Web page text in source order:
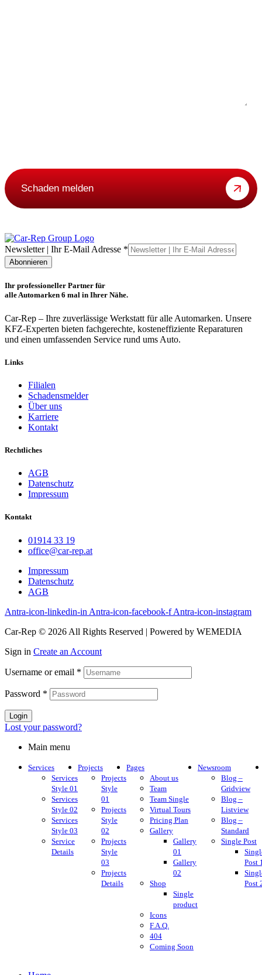
Schaden melden
Adresse
Ihr
E-
Newsletter | Ihr E-Mail Adresse *
Abonnieren
Ihr professioneller Partner für
alle Automarken 6 mal in Ihrer Nähe.
Car-Rep – Ihre zuverlässige Werkstatt für alle Automarken. Unsere
KFZ-Experten bieten fachgerechte, kosteneffiziente Reparaturen
und einen umfassenden Service rund ums Auto.
Links
Filialen
Schadensmelder
Über uns
Karriere
Kontakt
Rechtliches
AGB
Datenschutz
Impressum
Kontakt
01914 33 19
office@car-rep.at
Impressum
Datenschutz
AGB
Antra-icon-linkedin-in Antra-icon-facebook-f Antra-icon-instagram
Car-Rep © 2026 All Rights Reserved | Powered by WEMEDIA
Sign in Create an Account
Username or email *
Password *
Login
Lost your password?
Main menu
Services
Services
Style 01
Services
Style 02
Services
Style 03
Service
Details
Projects
Projects
Style
01
Projects
Style
02
Projects
Style
03
Projects
Details
Pages
About us
Team
Team Single
Virtual Tours
Pricing Plan
Gallery
Gallery
01
Gallery
02
Shop
Single
product
Icons
F.A.Q.
404
Coming Soon
Newsroom
Blog –
Gridview
Blog –
Listview
Blog –
Standard
Single Post
Post
Post